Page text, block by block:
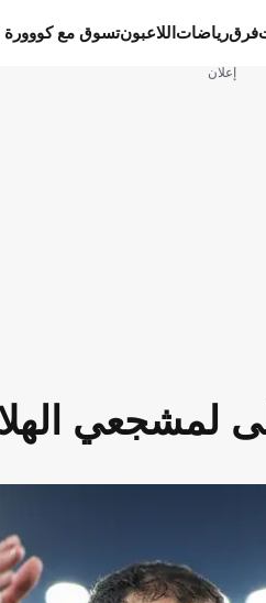
فرقرياضات اللاعبونتسوق مع كووورة
إعلان
لمشجعي